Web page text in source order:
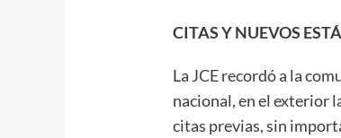
CITAS Y NUEVOS
La JCE recordó a la
nacional, en el exterior
citas previas, sin